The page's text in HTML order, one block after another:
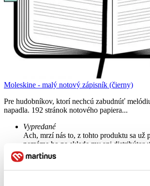
Moleskine - malý notový zápisník (čierny)
Pre hudobníkov, ktorí nechcú zabudnúť
napadla. 192 stránok notového papiera...
Vypredané
Ach, mrzí nás to, z tohto produktu sa už
nemáme ho na sklade my ani distribútor
môžete mať šťastie v niektorých iných
nepredali posledné kusy.
Pridať do zoznamu